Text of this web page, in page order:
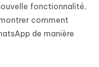
fonctionnalité,
comment
de manière